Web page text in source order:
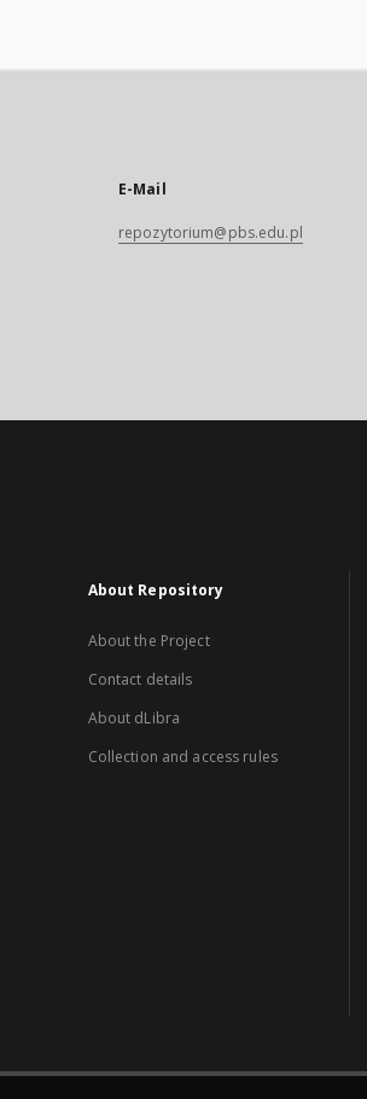
E-Mail
repozytorium@pbs.edu.pl
About Repository
About the Project
Contact details
About dLibra
Collection and access rules